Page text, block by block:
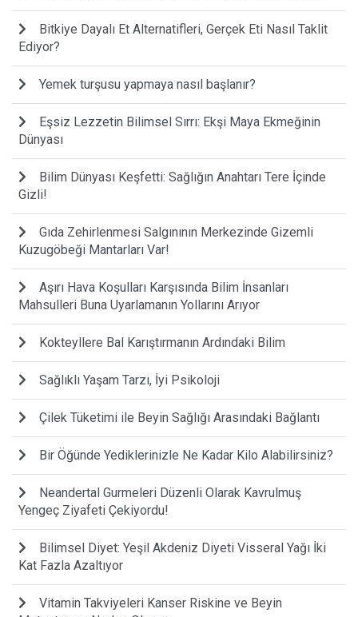
Bitkiye Dayalı Et Alternatifleri, Gerçek Eti Nasıl Taklit
Ediyor?
Yemek turşusu yapmaya nasıl başlanır?
Eşsiz Lezzetin Bilimsel Sırrı: Ekşi Maya Ekmeğinin
Dünyası
Bilim Dünyası Keşfetti: Sağlığın Anahtarı Tere İçinde
Gizli!
Gıda Zehirlenmesi Salgınının Merkezinde Gizemli
Kuzugöbeği Mantarları Var!
Aşırı Hava Koşulları Karşısında Bilim İnsanları
Mahsulleri Buna Uyarlamanın Yollarını Arıyor
Kokteyllere Bal Karıştırmanın Ardındaki Bilim
Sağlıklı Yaşam Tarzı, İyi Psikoloji
Çilek Tüketimi ile Beyin Sağlığı Arasındaki Bağlantı
Bir Öğünde Yediklerinizle Ne Kadar Kilo Alabilirsiniz?
Neandertal Gurmeleri Düzenli Olarak Kavrulmuş
Yengeç Ziyafeti Çekiyordu!
Bilimsel Diyet: Yeşil Akdeniz Diyeti Visseral Yağı İki
Kat Fazla Azaltıyor
Vitamin Takviyeleri Kanser Riskine ve Beyin